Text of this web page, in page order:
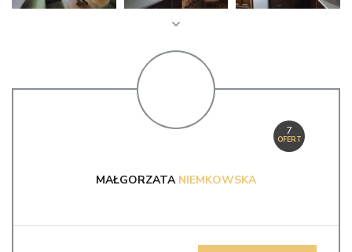
7
OFERT
MAŁGORZATA NIEMKOWSKA